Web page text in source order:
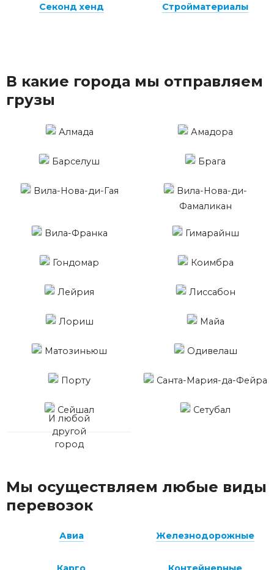
В какие города мы отправляем
грузы
Алмада Амадора
Барселуш Брага
Вила-Нова-ди-Гая
Вила-Нова-ди-
Фамаликан
Вила-Франка Гимарайнш
Гондомар Коимбра
Лейрия Лиссабон
Лориш Майа
Матозиньюш Одивелаш
Порту Санта-Мария-да-Фейра
Сейшал
Сетубал
И любой
другой
город
Мы осуществляем любые виды
перевозок
Авиа Железнодорожные
Секонд хенд Стройматериалы